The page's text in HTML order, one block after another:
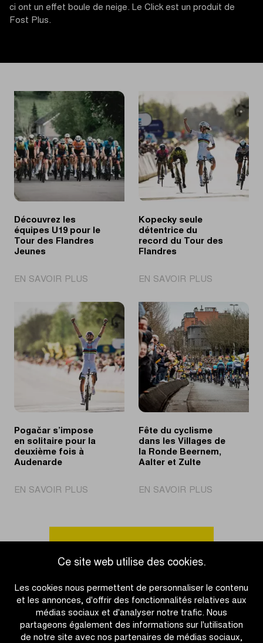
Ce site web utilise des cookies.
Les cookies nous permettent de personnaliser le contenu
et les annonces, d'offrir des fonctionnalités relatives aux
médias sociaux et d'analyser notre trafic. Nous
partageons également des informations sur l'utilisation
de notre site avec nos partenaires de médias sociaux,
ci ont un effet boule de neige. Le Click est un produit de
Fost Plus.
Découvrez les
équipes U19 pour le
Tour des Flandres
Jeunes
EN SAVOIR PLUS
les
équipes
U19
pour
le
Tour
des
Flandres
Jeunes
Kopecky seule
détentrice du
record du Tour des
Flandres
EN SAVOIR PLUS
seule
détentrice
du
record
du
Tour
des
Flandres
Pogačar s’impose
en solitaire pour la
deuxième fois à
Audenarde
EN SAVOIR PLUS
en
solitaire
la
fois
à
Audenarde
Fête du cyclisme
dans les Villages de
la Ronde Beernem,
Aalter et Zulte
EN SAVOIR PLUS
cyclisme
dans
la
Ronde
Beernem,
Aalter